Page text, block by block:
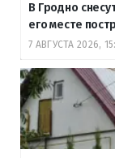
В Гродно
его месте
7 АВГУСТА 2026,